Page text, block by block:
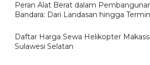
Peran Alat Berat dalam
Bandara: Dari Landasan hingga
Daftar Harga Sewa Helikopter
Sulawesi Selatan